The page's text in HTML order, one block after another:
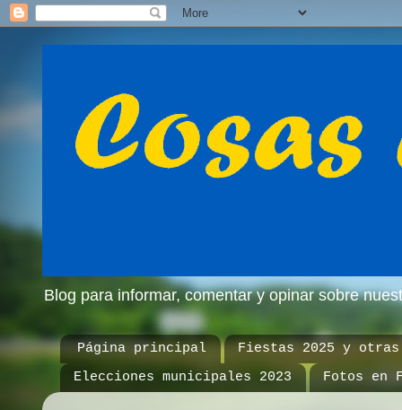
Blog para informar, comentar y opinar sobre
Página principal
Fiestas 2025 y otras
Elecciones municipales 2023
Fotos en